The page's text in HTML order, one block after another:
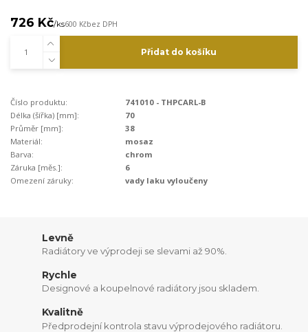
726 Kč/ks600 Kčbez DPH
Přidat do košíku
Číslo produktu:
741010 - THPCARL-B
Délka (šířka) [mm]:
70
Průměr [mm]:
38
Materiál:
mosaz
Barva:
chrom
Záruka [měs.]:
6
Omezení záruky:
vady laku vyloučeny
Levně
Radiátory ve výprodeji se slevami až 90%.
Rychle
Designové a koupelnové radiátory jsou skladem.
Kvalitně
Předprodejní kontrola stavu výprodejového radiátoru.